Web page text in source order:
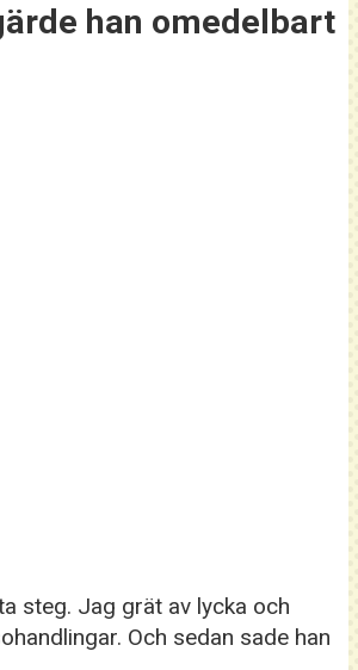
han omedelbart
steg. Jag grät av lycka och
Och sedan sade han